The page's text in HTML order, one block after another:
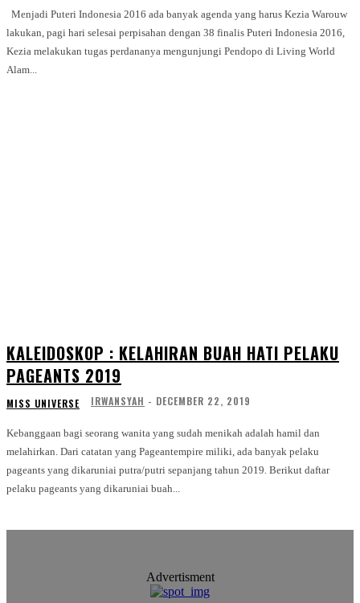
lakukan, pagi hari selesai perpisahan dengan 38 finalis Puteri Indonesia 2016,
Kezia melakukan tugas perdananya mengunjungi Pendopo di Living World
Alam...
KALEIDOSKOP : KELAHIRAN BUAH HATI PELAKU
PAGEANTS 2019
MISS UNIVERSE IRWANSYAH - DECEMBER 22, 2019
Kebanggaan bagi seorang wanita yang sudah menikah adalah hamil dan
melahirkan. Dari catatan yang Pageantempire miliki, ada banyak pelaku
pageants yang dikaruniai putra/putri sepanjang tahun 2019. Berikut daftar
pelaku pageants yang dikaruniai buah...
Advertisment